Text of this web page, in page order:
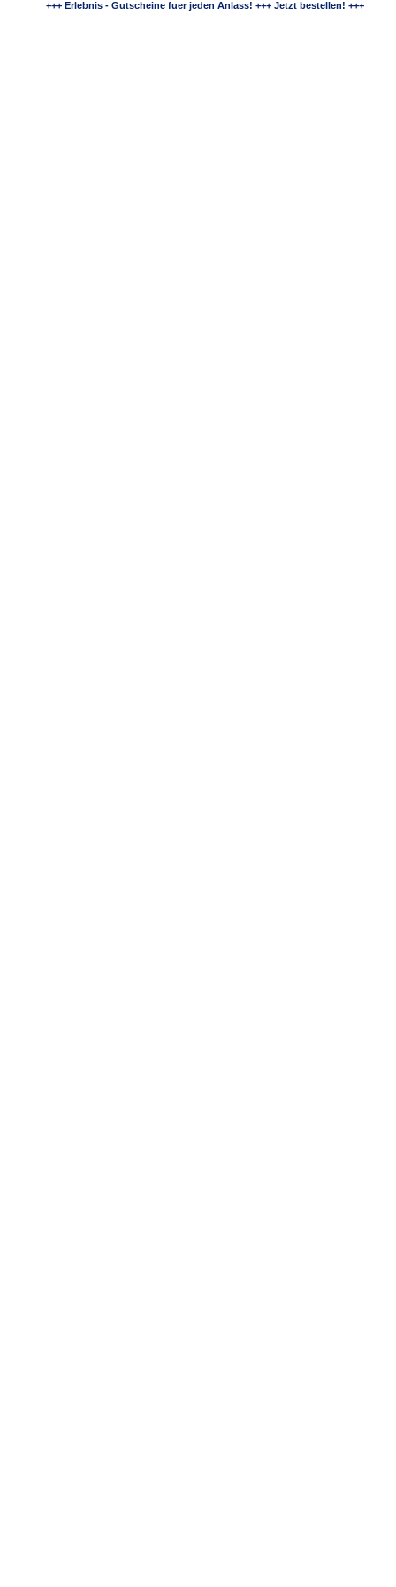
+++ Erlebnis - Gutscheine fuer jeden Anlass! +++ Jetzt bestellen! +++